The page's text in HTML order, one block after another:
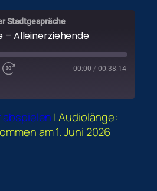
Stadtgespräche
– Alleinerziehende
00:00 / 00:38:14
abspielen |Audiolänge:
am 1. Juni 2026